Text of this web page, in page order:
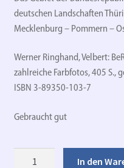
deutschen Landschaften
Mecklenburg – Pommern –
Werner Ringhand, Velbert:
zahlreiche Farbfotos, 405 S.,
ISBN 3-89350-103-7
Gebraucht gut
In den